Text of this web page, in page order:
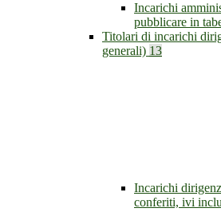
Incarichi
pubblicare in
Titolari di incarichi
generali) 13
Incarichi
conferiti, ivi